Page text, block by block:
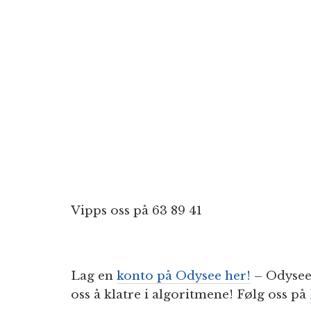
Vipps oss på 63 89 41
Lag en konto på Odysee her! –
oss å klatre i algoritmene! Følg oss på